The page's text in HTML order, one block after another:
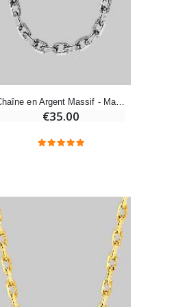
Bonbons Pastilles Menthe à l'Eau de Lourdes - 130g
Chaîne en Argent Massif - Maille Forçat Diamantée - 60 cm
€35.00